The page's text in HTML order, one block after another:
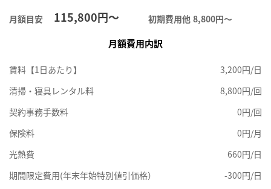
月額目安 115,800円～ 初期費用他 8,800円〜
月額費用内訳
賃料【1日あたり】
3,200円/日
清掃・寝具レンタル料
8,800円/回
契約事務手数料
0円/回
保険料
0円/月
光熱費
660円/日
期間限定費用(年末年始特別値引価格）
-300円/日